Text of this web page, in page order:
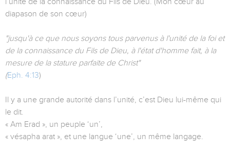
diapason de son cœur)
"jusqu'à ce que nous soyons tous parvenus à l'unité de la foi et
de la connaissance du Fils de Dieu, à l'état d'homme fait, à la
mesure de la stature parfaite de Christ"
(Eph. 4:13)
Il y a une grande autorité dans l’unité, c’est Dieu lui-même qui
le dit.
« Am Erad », un peuple ‘un’,
« vésapha arat », et une langue ‘une’, un même langage.